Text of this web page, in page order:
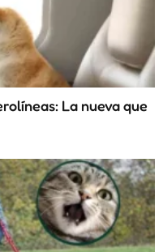
La nueva que